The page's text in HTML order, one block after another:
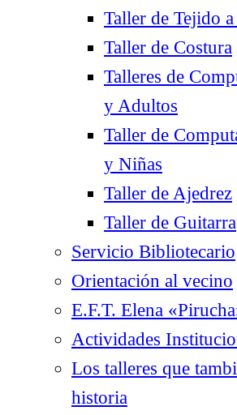
Taller de Tejido
Taller de Costura
Talleres de
y Adultos
Taller de
y Niñas
Taller de Ajedrez
Taller de Guitarra
Servicio Bibliotecario
Orientación al vecino
E.F.T. Elena
Actividades
Los talleres que
historia